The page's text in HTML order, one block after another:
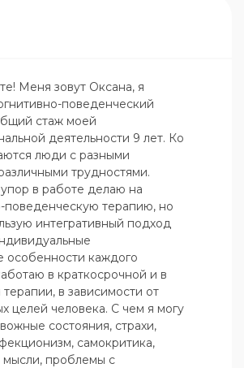
Меня зовут Оксана, я
поведенческий
стаж моей
деятельности 9 лет. Ко
люди с разными
трудностями.
поведенческую терапию, но
интегративный подход
особенности каждого
в краткосрочной и в
в зависимости от
целей человека. С чем я могу
состояния, страхи,
самокритика,
мысли, проблемы с